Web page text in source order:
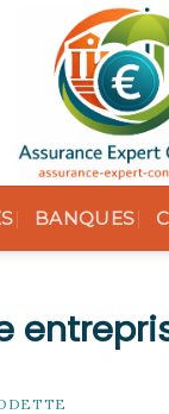
BANQUES